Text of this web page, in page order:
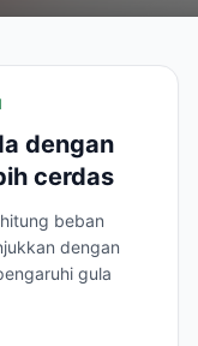
dengan
cerdas
beban
dengan
gula